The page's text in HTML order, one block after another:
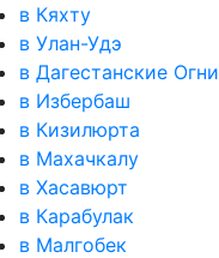
в Кяхту
в Улан-Удэ
в Дагестанские Огни
в Избербаш
в Кизилюрта
в Махачкалу
в Хасавюрт
в Карабулак
в Малгобек